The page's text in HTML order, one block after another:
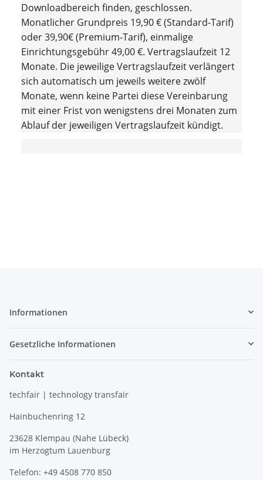
Downloadbereich finden, geschlossen.
Monatlicher Grundpreis 19,90 € (Standard-Tarif)
oder 39,90€ (Premium-Tarif), einmalige
Einrichtungsgebühr 49,00 €. Vertragslaufzeit 12
Monate. Die jeweilige Vertragslaufzeit verlängert
sich automatisch um jeweils weitere zwölf
Monate, wenn keine Partei diese Vereinbarung
mit einer Frist von wenigstens drei Monaten zum
Ablauf der jeweiligen Vertragslaufzeit kündigt.
Informationen
Gesetzliche Informationen
Kontakt
techfair | technology transfair
Hainbuchenring 12
23628 Klempau (Nahe Lübeck)
im Herzogtum Lauenburg
Telefon: +49 4508 770 850